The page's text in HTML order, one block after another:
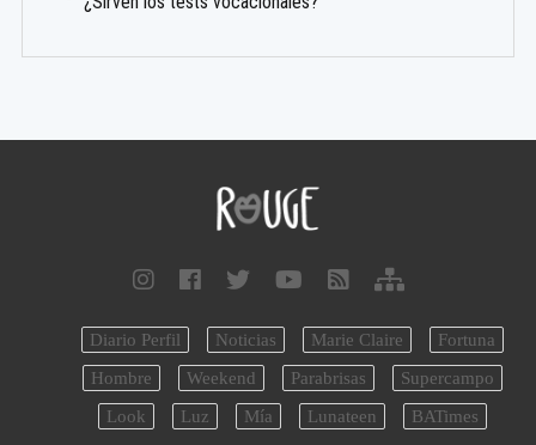
Diario Perfil Noticias Marie Claire
Fortuna
Hombre
Weekend Parabrisas
Supercampo
Look
Luz Mía Lunateen BATimes